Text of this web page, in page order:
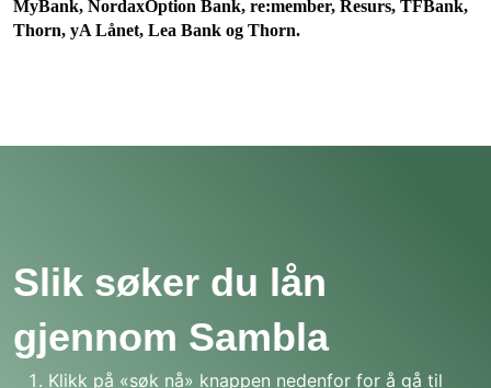
MyBank, NordaxOption Bank, re:member, Resurs, TFBank,
Thorn, yA Lånet, Lea Bank og Thorn.
Slik søker du lån
gjennom Sambla
Klikk på «søk nå» knappen nedenfor for å gå til